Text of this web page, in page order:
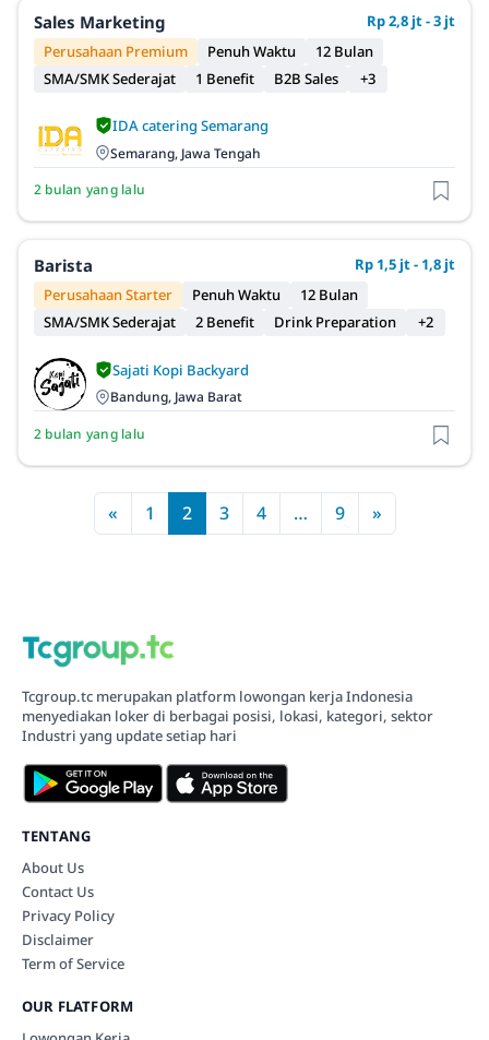
Sales Marketing
Rp 2,8 jt - 3 jt
Perusahaan Premium
Penuh Waktu
12 Bulan
SMA/SMK Sederajat
1 Benefit B2B Sales +3
IDA catering Semarang
Semarang, Jawa Tengah
2 bulan yang lalu
Barista
Rp 1,5 jt - 1,8 jt
Perusahaan Starter
Penuh Waktu
12 Bulan
SMA/SMK Sederajat
2 Benefit Drink Preparation +2
Sajati Kopi Backyard
Bandung, Jawa Barat
2 bulan yang lalu
« 1 2 3 4 … 9 »
Tcgroup.tc merupakan platform lowongan kerja Indonesia
menyediakan loker di berbagai posisi, lokasi, kategori, sektor
Industri yang update setiap hari
TENTANG
About Us
Contact Us
Privacy Policy
Disclaimer
Term of Service
OUR FLATFORM